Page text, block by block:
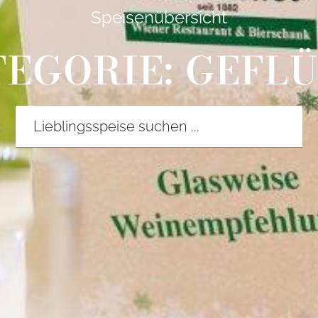
Speisenübersicht